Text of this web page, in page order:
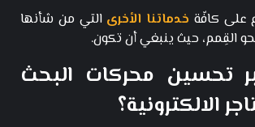
على كافّة خدماتنا الأخرى التي من شأنها
نحو القِمم، حيث ينبغي أن تكون.
تحسين محركات البحث
الالكترونية؟